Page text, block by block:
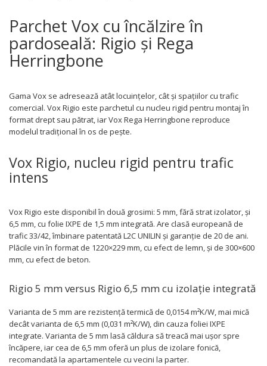
Parchet Vox cu încălzire în
pardoseală: Rigio și Rega
Herringbone
Gama Vox se adresează atât locuințelor, cât și spațiilor cu trafic
comercial. Vox Rigio este parchetul cu nucleu rigid pentru montaj în
format drept sau pătrat, iar Vox Rega Herringbone reproduce
modelul tradițional în os de pește.
Vox Rigio, nucleu rigid pentru trafic
intens
Vox Rigio este disponibil în două grosimi: 5 mm, fără strat izolator, și
6,5 mm, cu folie IXPE de 1,5 mm integrată. Are clasă europeană de
trafic 33/42, îmbinare patentată L2C UNILIN și garanție de 20 de ani.
Plăcile vin în format de 1220×229 mm, cu efect de lemn, și de 300×600
mm, cu efect de beton.
Rigio 5 mm versus Rigio 6,5 mm cu izolație integrată
Varianta de 5 mm are rezistență termică de 0,0154 m²K/W, mai mică
decât varianta de 6,5 mm (0,031 m²K/W), din cauza foliei IXPE
integrate. Varianta de 5 mm lasă căldura să treacă mai ușor spre
încăpere, iar cea de 6,5 mm oferă un plus de izolare fonică,
recomandată la apartamentele cu vecini la parter.